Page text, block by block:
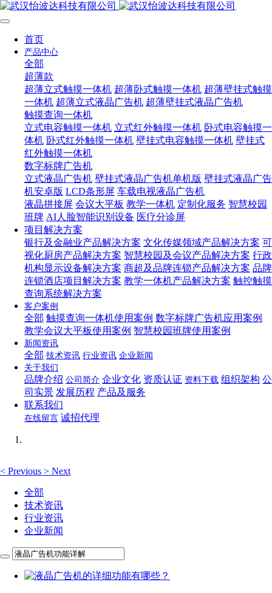
首页
产品中心
全部
超薄款
超薄立式触摸一体机 超薄卧式触摸一体机 超薄壁挂式触摸
一体机 超薄立式液晶广告机 超薄壁挂式液晶广告机
触摸查询一体机
立式电容触摸一体机 立式红外触摸一体机 卧式电容触摸一
体机 卧式红外触摸一体机 壁挂式电容触摸一体机 壁挂式
红外触摸一体机
数字标牌广告机
立式液晶广告机 壁挂式液晶广告机单机版 壁挂式液晶广告
机安卓版 LCD条形屏 车载电视液晶广告机
液晶拼接屏 会议大平板 教学一体机 定制化服务 智慧校园
班牌 AI人脸智能识别设备 医疗分诊屏
项目解决方案
银行及金融业产品解决方案 文化传媒领域产品解决方案 可
视化厨房产品解决方案 智慧校园及会议产品解决方案 行政
机构显示设备解决方案 商超及品牌连锁产品解决方案 品牌
连锁酒店项目解决方案 教学一体机产品解决方案 触控触摸
查询系统解决方案
客户案例
全部 触摸查询一体机使用案例 数字标牌广告机应用案例
教学会议大平板使用案例 智慧校园班牌使用案例
新闻资讯
全部 技术资讯 行业资讯 企业新闻
关于我们
品牌介绍 公司简介 企业文化 资质认证 资料下载 组织架构 公
司实景 发展历程 产品及服务
联系我们
在线留言 诚招代理
< Previous > Next
全部
技术资讯
行业资讯
企业新闻